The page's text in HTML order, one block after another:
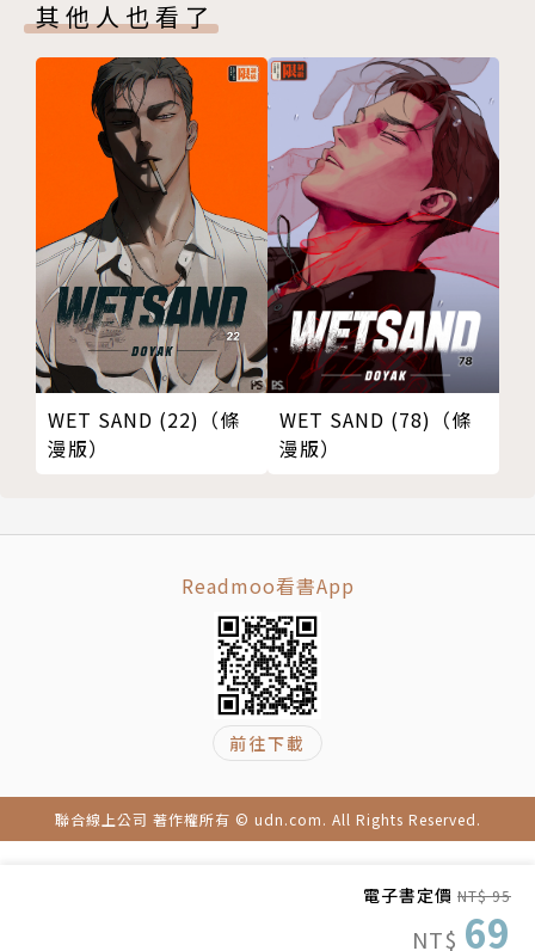
電子書定價 NT$ 95
NT$ 69
其他人也看了
WET SAND (22)（條
漫版）
WET SAND (78)（條
漫版）
Readmoo看書App
前往下載
聯合線上公司 著作權所有 © udn.com. All Rights Reserved.